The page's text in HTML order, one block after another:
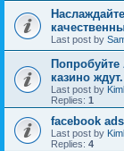
Last post by
казино ждут.
Last post by
Replies: 1
facebook
Last post by
Replies: 4